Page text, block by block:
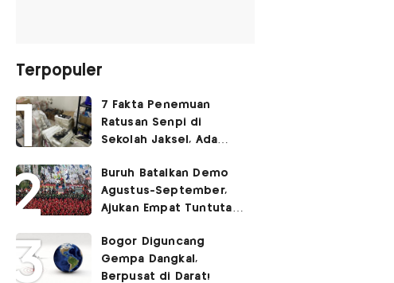
Terpopuler
7 Fakta Penemuan
Ratusan Senpi di
Sekolah Jaksel, Ada
Ruang Bunker
Buruh Batalkan Demo
Agustus-September,
Ajukan Empat Tuntutan
Bogor Diguncang
Gempa Dangkal,
Berpusat di Darat!